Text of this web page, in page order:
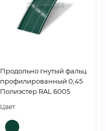
Продольно гнутый фальц
профилированный 0,45
Полиэстер RAL 6005
Цвет